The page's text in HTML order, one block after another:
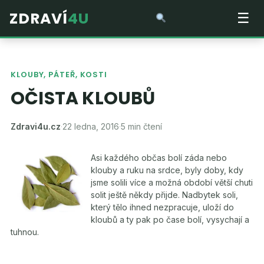
ZDRAVÍ4U ☰
KLOUBY, PÁTEŘ, KOSTI
OČISTA KLOUBŮ
Zdravi4u.cz·22 ledna, 2016·5 min čtení
Asi každého občas bolí záda nebo
klouby a ruku na srdce, byly doby, kdy
jsme solili více a možná období větší chuti
solit ještě někdy přijde. Nadbytek soli,
který tělo ihned nezpracuje, uloží do
kloubů a ty pak po čase bolí, vysychají a
tuhnou.